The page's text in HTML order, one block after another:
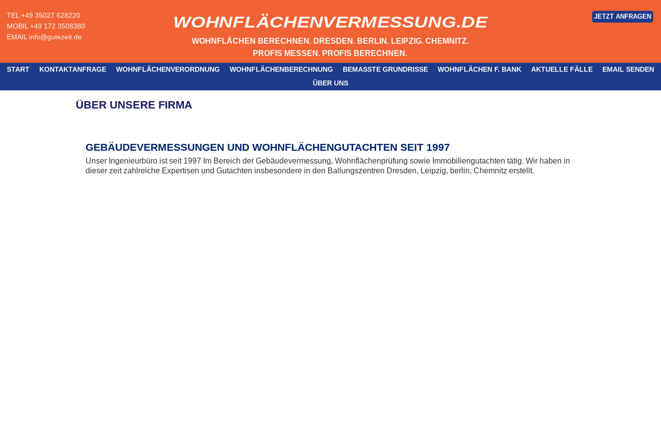
TEL +49 35027 628220
MOBIL +49 172 3508380
EMAIL info@gutezeit.de
WOHNFLÄCHENVERMESSUNG.DE
WOHNFLÄCHEN BERECHNEN. DRESDEN. BERLIN. LEIPZIG. CHEMNITZ.
PROFIS MESSEN. PROFIS BERECHNEN.
JETZT ANFRAGEN
START KONTAKTANFRAGE WOHNFLÄCHENVERORDNUNG WOHNFLÄCHENBERECHNUNG BEMASSTE GRUNDRISSE WOHNFLÄCHEN F. BANK AKTUELLE FÄLLE
EMAIL SENDEN
ÜBER UNS
ÜBER UNSERE FIRMA
GEBÄUDEVERMESSUNGEN UND WOHNFLÄCHENGUTACHTEN SEIT 1997
Unser Ingenieurbüro ist seit 1997 Im Bereich der Gebäudevermessung, Wohnflächenprüfung sowie Immobiliengutachten tätig. Wir haben in
dieser zeit zahlreiche Expertisen und Gutachten insbesondere in den Ballungszentren Dresden, Leipzig, berlin, Chemnitz erstellt.